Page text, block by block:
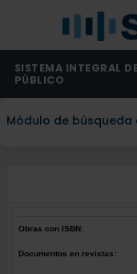
SISTEMA INTEGRAL
PÚBLICO
Módulo de
Obras con ISBN:
Documentos en revistas: